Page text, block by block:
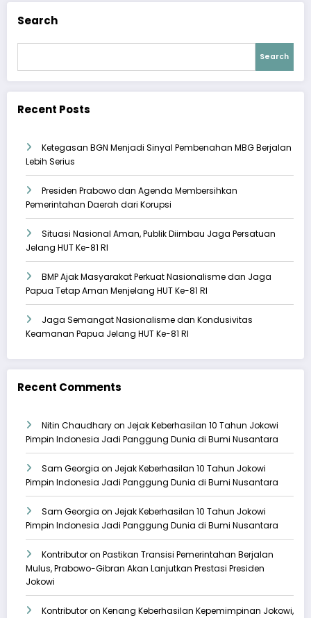
Search
Search
Recent Posts
Ketegasan BGN Menjadi Sinyal Pembenahan MBG Berjalan
Lebih Serius
Presiden Prabowo dan Agenda Membersihkan
Pemerintahan Daerah dari Korupsi
Situasi Nasional Aman, Publik Diimbau Jaga Persatuan
Jelang HUT Ke-81 RI
BMP Ajak Masyarakat Perkuat Nasionalisme dan Jaga
Papua Tetap Aman Menjelang HUT Ke-81 RI
Jaga Semangat Nasionalisme dan Kondusivitas
Keamanan Papua Jelang HUT Ke-81 RI
Recent Comments
Nitin Chaudharyon Jejak Keberhasilan 10 Tahun Jokowi
Pimpin Indonesia Jadi Panggung Dunia di Bumi Nusantara
Sam Georgia on Jejak Keberhasilan 10 Tahun Jokowi
Pimpin Indonesia Jadi Panggung Dunia di Bumi Nusantara
Sam Georgia on Jejak Keberhasilan 10 Tahun Jokowi
Pimpin Indonesia Jadi Panggung Dunia di Bumi Nusantara
Kontributoron Pastikan Transisi Pemerintahan Berjalan
Mulus, Prabowo-Gibran Akan Lanjutkan Prestasi Presiden
Jokowi
Kontributoron Kenang Keberhasilan Kepemimpinan Jokowi,